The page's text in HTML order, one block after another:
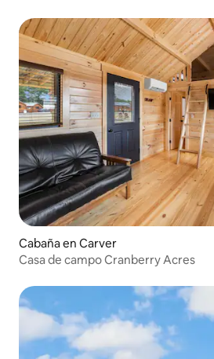
Cabaña en Carver
Casa de campo Cranberry Acres